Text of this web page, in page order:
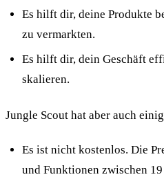
Es hilft dir, deine Produkte
zu vermarkten.
Es hilft dir, dein Geschäft
skalieren.
Jungle Scout hat aber auch
Es ist nicht kostenlos. Die
und Funktionen zwischen